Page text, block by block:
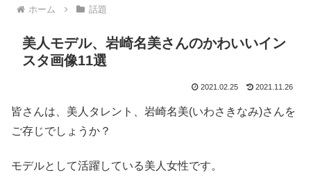
ホーム 話題
美人モデル、岩崎名美さんのかわいいイン
スタ画像11選
2021.02.25 2021.11.26
皆さんは、美人タレント、岩崎名美(いわさきなみ)さんを
ご存じでしょうか？
モデルとして活躍している美人女性です。